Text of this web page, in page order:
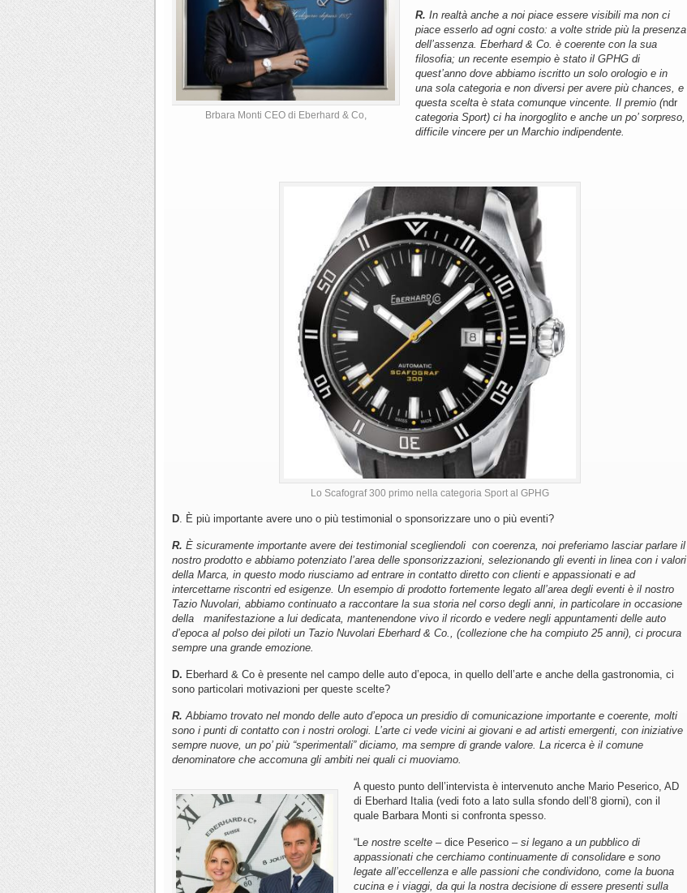
Brbara Monti CEO di Eberhard & Co,
R. In realtà anche a noi piace essere visibili ma non ci
piace esserlo ad ogni costo: a volte stride più la presenza
dell’assenza. Eberhard & Co. è coerente con la sua
filosofia; un recente esempio è stato il GPHG di
quest’anno dove abbiamo iscritto un solo orologio e in
una sola categoria e non diversi per avere più chances, e
questa scelta è stata comunque vincente. Il premio (ndr
categoria Sport) ci ha inorgoglito e anche un po’ sorpreso,
difficile vincere per un Marchio indipendente.
Lo Scafograf 300 primo nella categoria Sport al GPHG
D . È più importante avere uno o più testimonial o sponsorizzare uno o più eventi?
R. È sicuramente importante avere dei testimonial scegliendoli con coerenza, noi preferiamo lasciar parlare il
nostro prodotto e abbiamo potenziato l’area delle sponsorizzazioni, selezionando gli eventi in linea con i valori
della Marca, in questo modo riusciamo ad entrare in contatto diretto con clienti e appassionati e ad
intercettarne riscontri ed esigenze. Un esempio di prodotto fortemente legato all’area degli eventi è il nostro
Tazio Nuvolari, abbiamo continuato a raccontare la sua storia nel corso degli anni, in particolare in occasione
della manifestazione a lui dedicata, mantenendone vivo il ricordo e vedere negli appuntamenti delle auto
d’epoca al polso dei piloti un Tazio Nuvolari Eberhard & Co., (collezione che ha compiuto 25 anni), ci procura
sempre una grande emozione.
D. Eberhard & Co è presente nel campo delle auto d’epoca, in quello dell’arte e anche della gastronomia, ci
sono particolari motivazioni per queste scelte?
R. Abbiamo trovato nel mondo delle auto d’epoca un presidio di comunicazione importante e coerente, molti
sono i punti di contatto con i nostri orologi. L’arte ci vede vicini ai giovani e ad artisti emergenti, con iniziative
sempre nuove, un po’ più “sperimentali” diciamo, ma sempre di grande valore. La ricerca è il comune
denominatore che accomuna gli ambiti nei quali ci muoviamo.
A questo punto dell’intervista è intervenuto anche Mario Peserico, AD
di Eberhard Italia (vedi foto a lato sulla sfondo dell’8 giorni), con il
quale Barbara Monti si confronta spesso.
“L e nostre scelte – dice Peserico – si legano a un pubblico di
appassionati che cerchiamo continuamente di consolidare e sono
legate all’eccellenza e alle passioni che condividono, come la buona
cucina e i viaggi, da qui la nostra decisione di essere presenti sulla